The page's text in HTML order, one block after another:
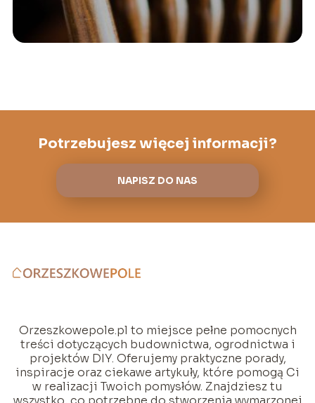
Potrzebujesz więcej informacji?
NAPISZ DO NAS
Orzeszkowepole.pl to miejsce pełne pomocnych
treści dotyczących budownictwa, ogrodnictwa i
projektów DIY. Oferujemy praktyczne porady,
inspiracje oraz ciekawe artykuły, które pomogą Ci
w realizacji Twoich pomysłów. Znajdziesz tu